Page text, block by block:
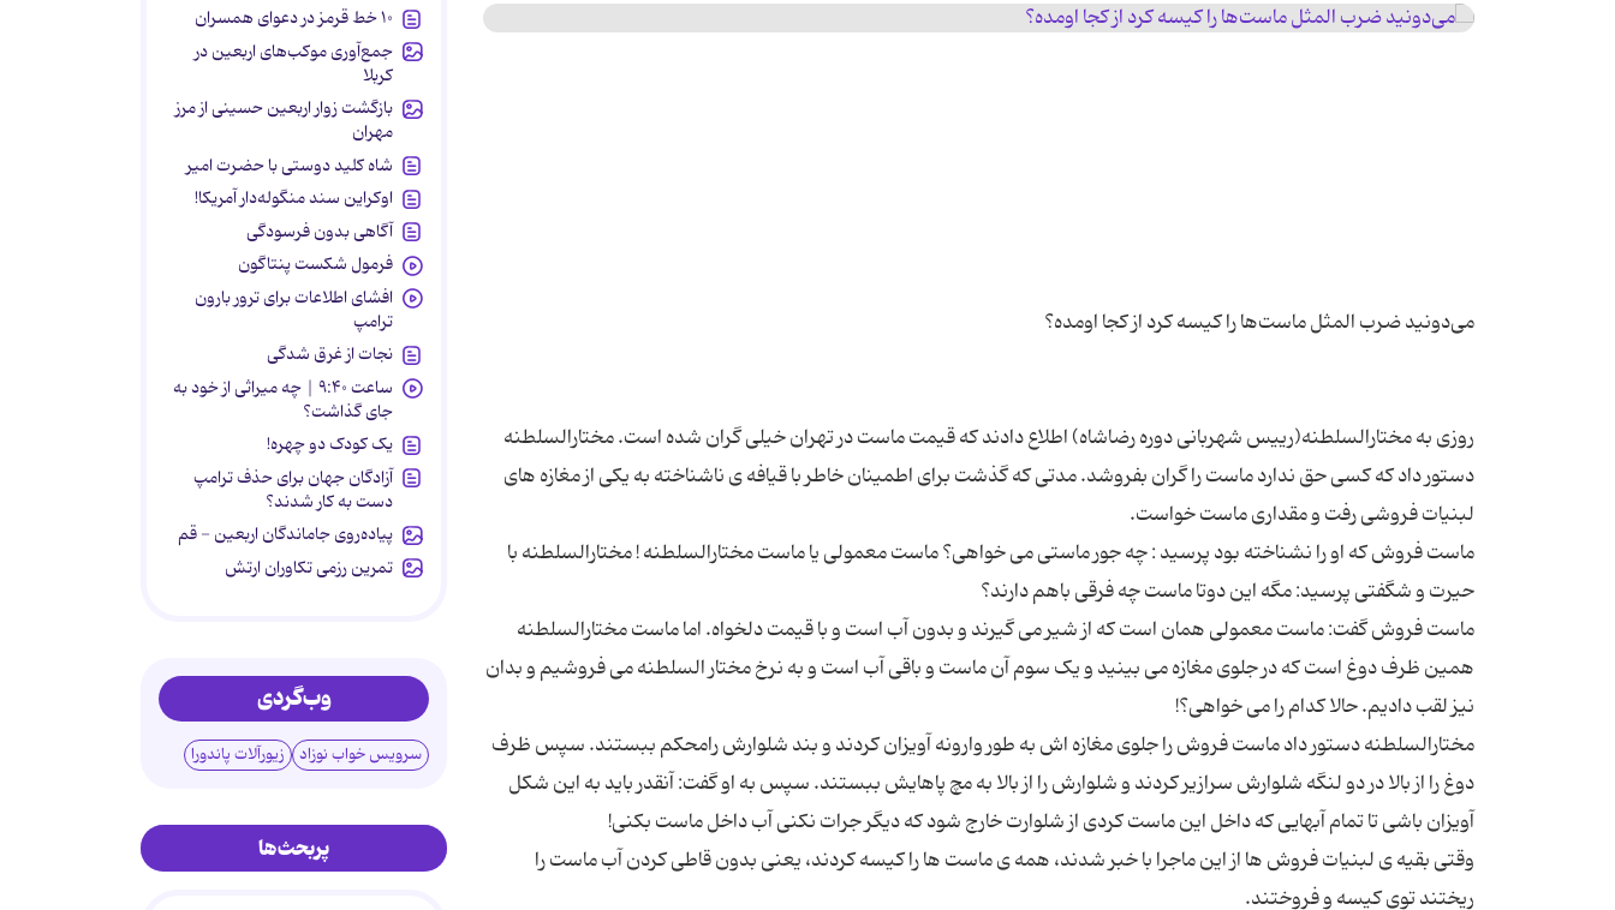
روزی به مختارالسلطنه(رییس شهربانی دوره رضاشاه) اطلاع دادند که قیمت ماست در تهران خیلی گران شده است. مختارالسلطنه
دستور داد که کسی حق ندارد ماست را گران بفروشد. مدتی که گذشت برای اطمینان خاطر با قیافه ی ناشناخته به یکی از مغازه های
ماست فروش که او را نشناخته بود پرسید : چه جور ماستی می خواهی؟ ماست معمولی یا ماست مختارالسلطنه ! مختارالسلطنه با
ماست فروش گفت: ماست معمولی همان است که از شیر می گیرند و بدون آب است و با قیمت دلخواه. اما ماست مختارالسلطنه
همین ظرف دوغ است که در جلوی مغازه می بینید و یک سوم آن ماست و باقی آب است و به نرخ مختار السلطنه می فروشیم و بدان
مختارالسلطنه دستور داد ماست فروش را جلوی مغازه اش به طور وارونه آویزان کردند و بند شلوارش رامحکم ببستند. سپس ظرف
دوغ را از بالا در دو لنگه شلوارش سرازیر کردند و شلوارش را از بالا به مچ پاهایش ببستند. سپس به او گفت: آنقدر باید به این شکل
وقتی بقیه ی لبنیات فروش ها از این ماجرا با خبر شدند، همه ی ماست ها را کیسه کردند، یعنی بدون قاطی کردن آب ماست را
۱۰ خط قرمز در دعوای همسران
جمع‌آوری موکب‌های اربعین در
کربلا
بازگشت زوار اربعین حسینی از مرز
مهران
شاه کلید دوستی با حضرت امیر
اوکراین سند منگوله‌دار آمریکا!
آگاهی بدون فرسودگی
فرمول شکست پنتاگون
افشای اطلاعات برای ترور بارون
ترامپ
نجات از غرق شدگی
ساعت ۹:۴۰ | چه میراثی از خود به
جای گذاشت؟
یک کودک دو چهره!
آزادگان جهان برای حذف ترامپ
دست به کار شدند؟
پیاده‌روی جاماندگان اربعین - قم
تمرین رزمی تکاوران ارتش
وب‌گردی
سرویس خواب نوزاد زیورآلات پاندورا
پربحث‌ها